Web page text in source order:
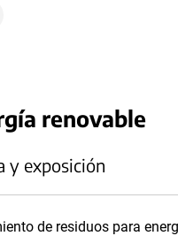
renovable
y exposición
de residuos para